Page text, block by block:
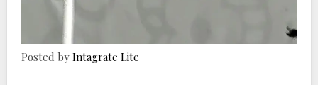
Posted by Intagrate Lite